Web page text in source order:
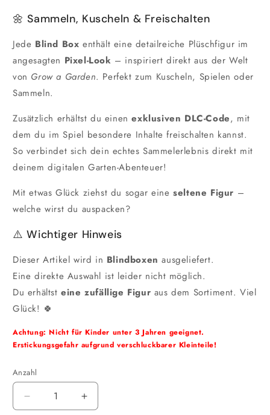
🌼 Sammeln, Kuscheln & Freischalten
Jede Blind Box enthält eine detailreiche Plüschfigur im
angesagten Pixel-Look – inspiriert direkt aus der Welt
von Grow a Garden. Perfekt zum Kuscheln, Spielen oder
Sammeln.
Zusätzlich erhältst du einenexklusiven DLC-Code, mit
dem du im Spiel besondere Inhalte freischalten kannst.
So verbindet sich dein echtes Sammelerlebnis direkt mit
deinem digitalen Garten-Abenteuer!
Mit etwas Glück ziehst du sogar eineseltene Figur –
welche wirst du auspacken?
⚠️ Wichtiger Hinweis
Dieser Artikel wird in Blindboxen ausgeliefert.
Eine direkte Auswahl ist leider nicht möglich.
Du erhältsteine zufällige Figur aus dem Sortiment. Viel
Glück! 🍀
Achtung: Nicht für Kinder unter 3 Jahren geeignet.
Erstickungsgefahr aufgrund verschluckbarer Kleinteile!
Anzahl
Verringere
Erhöhe